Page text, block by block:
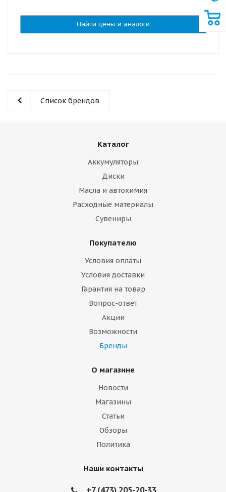
Найти цены и аналоги
Список брендов
Каталог
Аккумуляторы
Диски
Масла и автохимия
Расходные материалы
Сувениры
Покупателю
Условия оплаты
Условия доставки
Гарантия на товар
Вопрос-ответ
Акции
Возможности
Бренды
О магазине
Новости
Магазины
Статьи
Обзоры
Политика
Наши контакты
+7 (473) 205-20-33